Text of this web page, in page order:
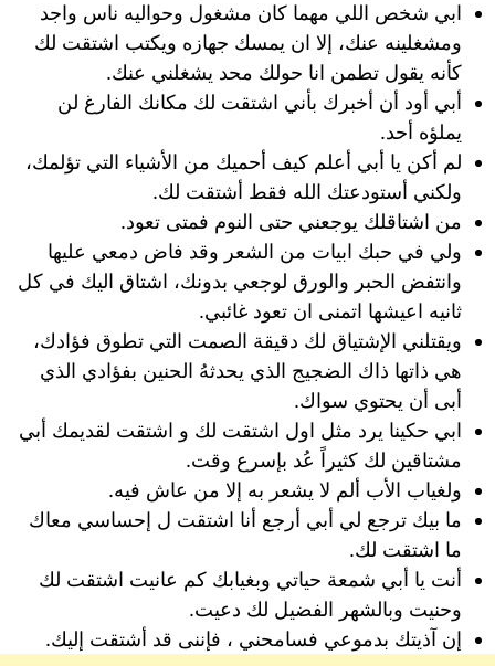
ابي شخص اللي مهما كان مشغول وحواليه ناس واجد
ومشغلينه عنك، إلا ان يمسك جهازه ويكتب اشتقت لك
كأنه يقول تطمن انا حولك محد يشغلني عنك.
أبي أود أن أخبرك بأني اشتقت لك مكانك الفارغ لن
يملؤه أحد.
لم أكن يا أبي أعلم كيف أحميك من الأشياء التي تؤلمك،
ولكني أستودعتك الله فقط أشتقت لك.
من اشتاقلك يوجعني حتى النوم فمتى تعود.
ولي في حبك ابيات من الشعر وقد فاض دمعي عليها
وانتفض الحبر والورق لوجعي بدونك، اشتاق اليك في كل
ثانيه اعيشها اتمنى ان تعود غائبي.
ويقتلني الإشتياق لك دقيقة الصمت التي تطوق فؤادك،
هي ذاتها ذاك الضجيج الذي يحدثهُ الحنين بفؤادي الذي
أبى أن يحتوي سواك.
ابي حكينا يرد مثل اول اشتقت لك و اشتقت لقديمك أبي
مشتاقين لك كثيراً عُد بإسرع وقت.
ولغياب الأب ألم لا يشعر به إلا من عاش فيه.
ما بيك ترجع لي أبي أرجع أنا اشتقت ل إحساسي معاك
ما اشتقت لك.
أنت يا أبي شمعة حياتي وبغيابك كم عانيت اشتقت لك
وحنيت وبالشهر الفضيل لك دعيت.
إن آذيتك بدموعي فسامحني ، فإننى قد أشتقت إليك.